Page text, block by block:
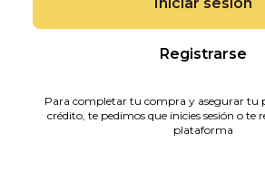
Registrarse
Para completar tu compra y asegurar tu
crédito, te pedimos que inicies sesión o te
plataforma